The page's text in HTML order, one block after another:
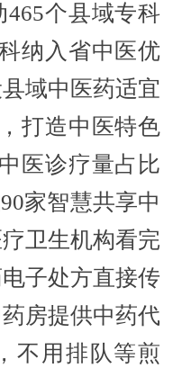
个县域专科
纳入省中医优
域中医药适宜
打造中医特色
医诊疗量占比
家智慧共享中
卫生机构看完
子处方直接传
房提供中药代
不用排队等煎